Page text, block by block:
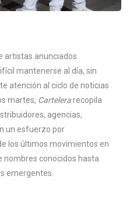
artistas anunciados
mantenerse al día, sin
atención al ciclo de noticias
martes, Cartelerarecopila
agencias,
un esfuerzo por
los últimos movimientos en
nombres conocidos hasta
emergentes.